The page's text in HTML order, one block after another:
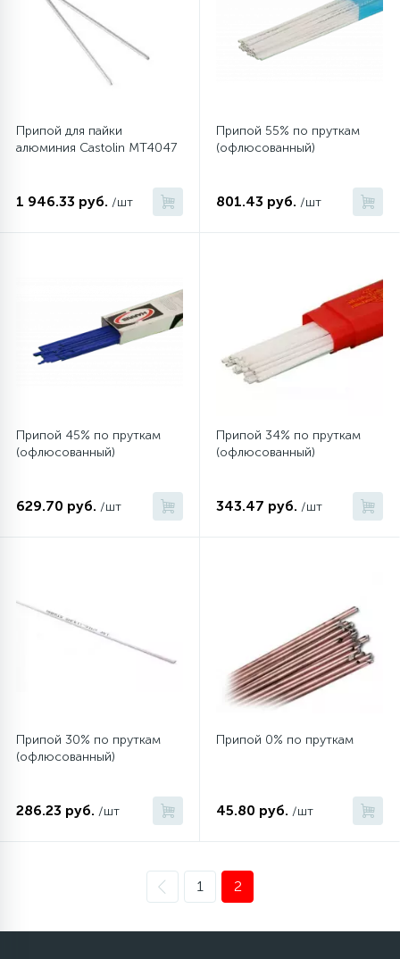
Припой для пайки
алюминия Castolin MT4047
1 946.33 руб. /шт
Припой 55% по пруткам
(офлюсованный)
801.43 руб. /шт
Припой 45% по пруткам
(офлюсованный)
629.70 руб. /шт
Припой 34% по пруткам
(офлюсованный)
343.47 руб. /шт
Припой 30% по пруткам
(офлюсованный)
286.23 руб. /шт
Припой 0% по пруткам
45.80 руб. /шт
1 2